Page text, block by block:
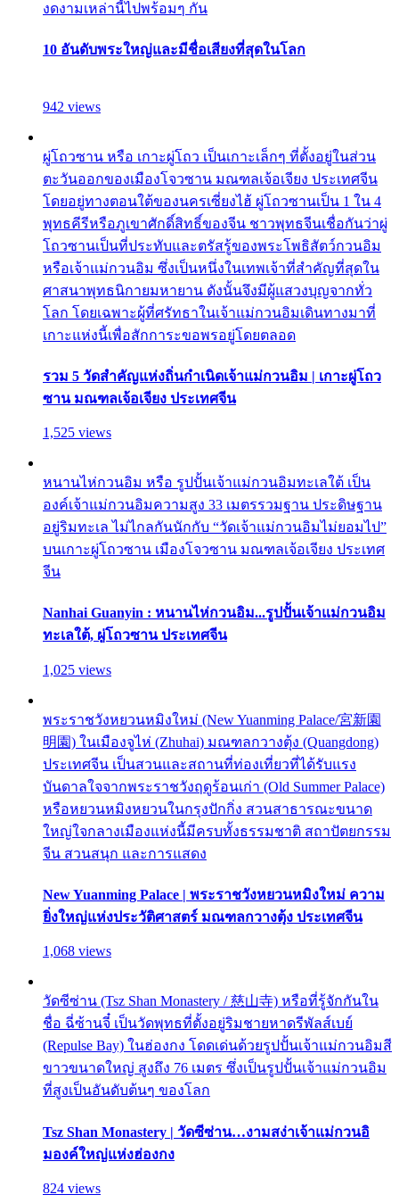
งดงามเหล่านี้ไปพร้อมๆ กัน
10 อันดับพระใหญ่และมีชื่อเสียงที่สุดในโลก
942 views
ผู่โถวซาน หรือ เกาะผู่โถว เป็นเกาะเล็กๆ ที่ตั้งอยู่ในส่วน
ตะวันออกของเมืองโจวซาน มณฑลเจ้อเจียง ประเทศจีน
โดยอยู่ทางตอนใต้ของนครเซี่ยงไฮ้ ผู่โถวซานเป็น 1 ใน 4
พุทธคีรีหรือภูเขาศักดิ์สิทธิ์ของจีน ชาวพุทธจีนเชื่อกันว่าผู่
โถวซานเป็นที่ประทับและตรัสรู้ของพระโพธิสัตว์กวนอิม
หรือเจ้าแม่กวนอิม ซึ่งเป็นหนึ่งในเทพเจ้าที่สำคัญที่สุดใน
ศาสนาพุทธนิกายมหายาน ดังนั้นจึงมีผู้แสวงบุญจากทั่ว
โลก โดยเฉพาะผู้ที่ศรัทธาในเจ้าแม่กวนอิมเดินทางมาที่
เกาะแห่งนี้เพื่อสักการะขอพรอยู่โดยตลอด
รวม 5 วัดสำคัญแห่งถิ่นกำเนิดเจ้าแม่กวนอิม | เกาะผู่โถว
ซาน มณฑลเจ้อเจียง ประเทศจีน
1,525 views
หนานไห่กวนอิม หรือ รูปปั้นเจ้าแม่กวนอิมทะเลใต้ เป็น
องค์เจ้าแม่กวนอิมความสูง 33 เมตรรวมฐาน ประดิษฐาน
อยู่ริมทะเล ไม่ไกลกันนักกับ “วัดเจ้าแม่กวนอิมไม่ยอมไป”
บนเกาะผู่โถวซาน เมืองโจวซาน มณฑลเจ้อเจียง ประเทศ
จีน
Nanhai Guanyin : หนานไห่กวนอิม...รูปปั้นเจ้าแม่กวนอิม
ทะเลใต้, ผู่โถวซาน ประเทศจีน
1,025 views
พระราชวังหยวนหมิงใหม่ (New Yuanming Palace/宮新園
明園) ในเมืองจูไห่ (Zhuhai) มณฑลกวางตุ้ง (Quangdong)
ประเทศจีน เป็นสวนและสถานที่ท่องเที่ยวที่ได้รับแรง
บันดาลใจจากพระราชวังฤดูร้อนเก่า (Old Summer Palace)
หรือหยวนหมิงหยวนในกรุงปักกิ่ง สวนสาธารณะขนาด
ใหญ่ใจกลางเมืองแห่งนี้มีครบทั้งธรรมชาติ สถาปัตยกรรม
จีน สวนสนุก และการแสดง
New Yuanming Palace | พระราชวังหยวนหมิงใหม่ ความ
ยิ่งใหญ่แห่งประวัติศาสตร์ มณฑลกวางตุ้ง ประเทศจีน
1,068 views
วัดซีซ่าน (Tsz Shan Monastery / 慈山寺) หรือที่รู้จักกันใน
ชื่อ ฉี่ซ้านจี๋ เป็นวัดพุทธที่ตั้งอยู่ริมชายหาดรีพัลส์เบย์
(Repulse Bay) ในฮ่องกง โดดเด่นด้วยรูปปั้นเจ้าแม่กวนอิมสี
ขาวขนาดใหญ่ สูงถึง 76 เมตร ซึ่งเป็นรูปปั้นเจ้าแม่กวนอิม
ที่สูงเป็นอันดับต้นๆ ของโลก
Tsz Shan Monastery | วัดซีซ่าน…งามสง่าเจ้าแม่กวนอิ
มองค์ใหญ่แห่งฮ่องกง
824 views